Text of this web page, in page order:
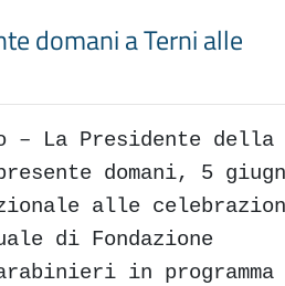
domani a Terni alle
– La Presidente della
domani, 5
alle
di Fondazione
in programma